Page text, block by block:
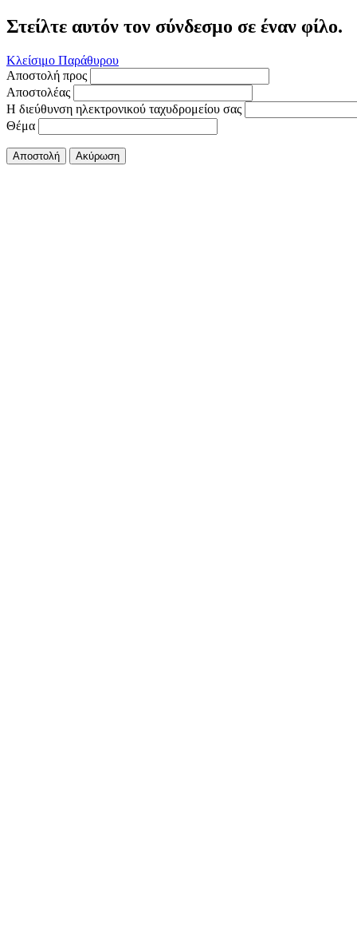
Στείλτε αυτόν τον σύνδεσμο σε έναν φίλο.
Κλείσιμο Παράθυρου
Αποστολή προς
Αποστολέας
Η διεύθυνση ηλεκτρονικού ταχυδρομείου σας
Θέμα
Αποστολή Ακύρωση